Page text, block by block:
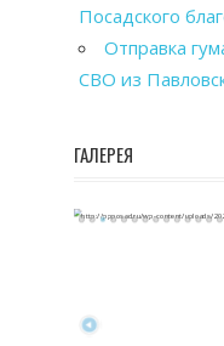
Посадского
Отправка
СВО из
ГАЛЕРЕЯ